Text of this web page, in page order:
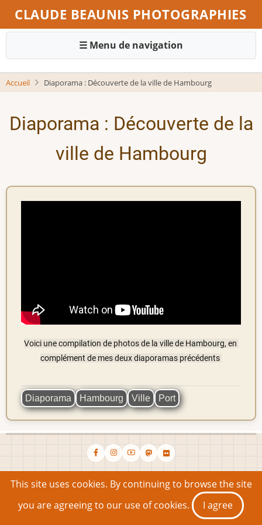
Aller
contenu
CLAUDE BEAUNIS PHOTOGRAPHIES
Navigation
Accueil Diaporama : Découverte de la ville de Hambourg
Diaporama : Découverte de la
ville de Hambourg
Voici une compilation de photos de la ville de Hambourg, en
complément de mes deux diaporamas précédents
Diaporama Hambourg Ville Port
This site uses cookies. By continuing to browse the site
you are agreeing to our use of cookies.
I agree